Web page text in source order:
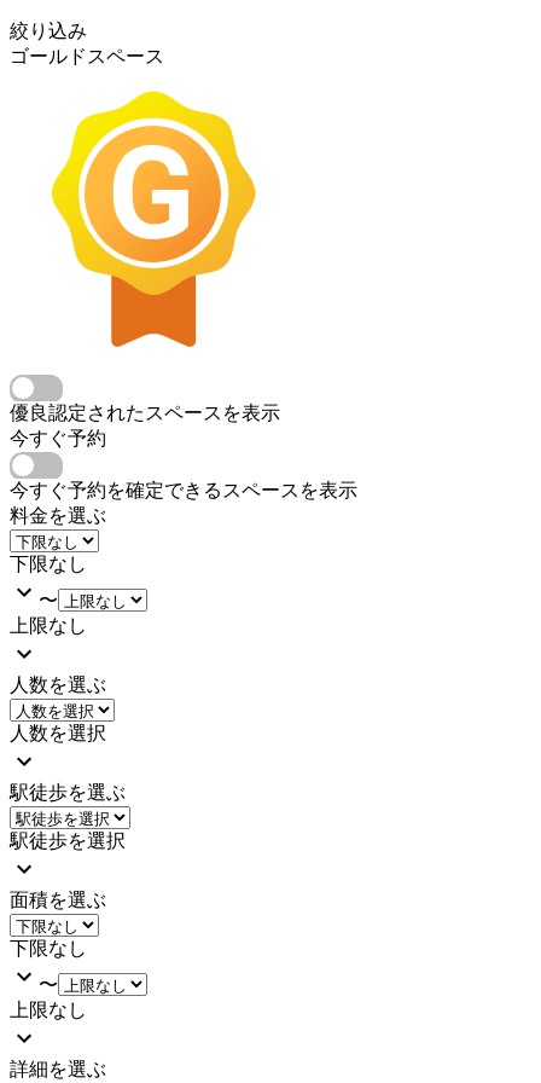
絞り込み
ゴールドスペース
優良認定されたスペースを表示
今すぐ予約
今すぐ予約を確定できるスペースを表示
料金を選ぶ
下限なし
〜
上限なし
人数を選ぶ
人数を選択
駅徒歩を選ぶ
駅徒歩を選択
面積を選ぶ
下限なし
〜
上限なし
詳細を選ぶ